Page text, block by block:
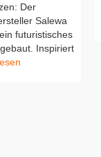
Der
Salewa
futuristisches
Inspiriert